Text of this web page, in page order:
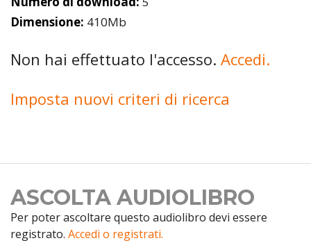
Dimensione: 410Mb
Non hai effettuato l'accesso. Accedi.
Imposta nuovi criteri di ricerca
ASCOLTA AUDIOLIBRO
Per poter ascoltare questo audiolibro devi essere
registrato. Accedi o registrati.